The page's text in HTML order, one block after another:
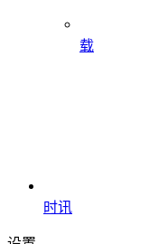
载
时讯